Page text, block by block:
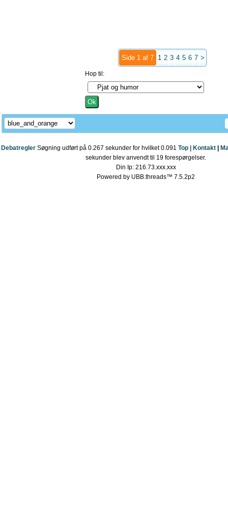
Side 1 af 7 1 2 3 4 5 6 7 >
Hop til:
Debatregler Top | Kontakt
Søgning udført på 0.267 sekunder for hvilket 0.091
sekunder blev anvendt til 19 forespørgelser.
Din Ip: 216.73.xxx.xxx
Powered by UBB.threads™ 7.5.2p2